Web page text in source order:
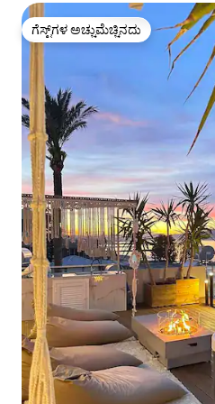
ಗೆಸ್ಟ್‌ಗಳ ಅಚ್ಚುಮೆಚ್ಚಿನದು
ಗೆಸ್ಟ್‌ಗಳ ಅಚ್ಚುಮೆಚ್ಚಿನದು